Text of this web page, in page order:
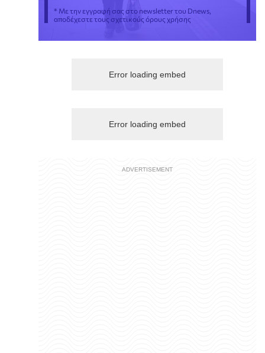
* Με την εγγραφή σας στο newsletter του Dnews,
αποδέχεστε τους σχετικούς όρους χρήσης
Error loading embed
Error loading embed